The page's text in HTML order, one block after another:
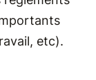
etc).